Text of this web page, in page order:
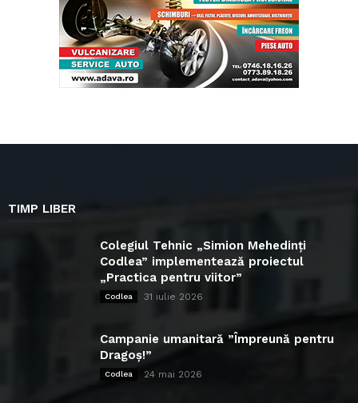
TIMP LIBER
Colegiul Tehnic „Simion Mehedinți
Codlea” implementează proiectul
„Practica pentru viitor”
Codlea 31 iulie 2026
Campanie umanitară ”Împreună pentru
Dragoș!”
Codlea 24 mai 2026